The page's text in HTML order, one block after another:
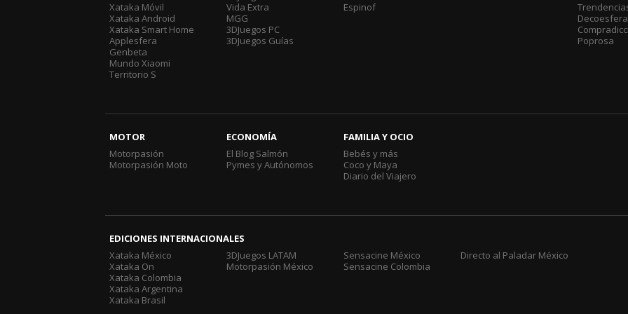
Xataka Móvil
Xataka Android
Xataka Smart Home
Applesfera
Genbeta
Mundo Xiaomi
Territorio S
Vida Extra
MGG
3DJuegos PC
3DJuegos Guías
Espinof
Decoesfera
Poprosa
MOTOR
Motorpasión
Motorpasión Moto
ECONOMÍA
El Blog Salmón
Pymes y Autónomos
FAMILIA Y OCIO
Bebés y más
Coco y Maya
Diario del Viajero
EDICIONES INTERNACIONALES
Xataka México
Xataka On
Xataka Colombia
Xataka Argentina
Xataka Brasil
3DJuegos LATAM
Motorpasión México
Sensacine México
Sensacine Colombia
Directo al Paladar México